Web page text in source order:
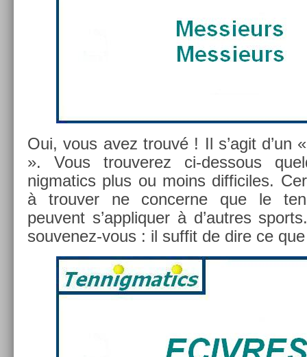
Oui, vous avez trouvé ! Il s’agit d’un
». Vous trouverez ci-dessous
nigmatics plus ou moins dif­ficiles.
à trouv­er ne con­cer­ne que le
peuvent s’appliqu­er à d’aut­res
souvenez-vous : il suf­fit de dire ce